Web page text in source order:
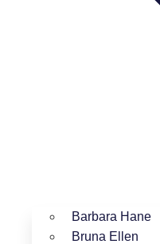
Barbara Hane
Bruna Ellen